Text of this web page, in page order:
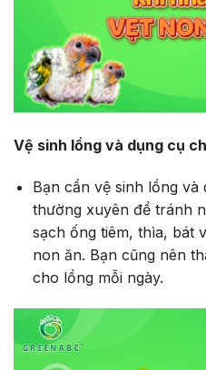
Vệ sinh lồng và dụng cụ
Bạn cần vệ sinh lồng
thường xuyên để tránh
sạch ống tiêm, thìa, bát
non ăn. Bạn cũng nên
cho lồng mỗi ngày.